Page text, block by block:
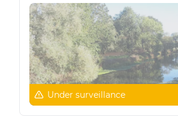
Under surveillance